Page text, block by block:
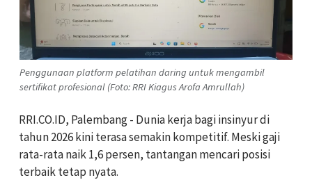
Penggunaan platform pelatihan daring untuk mengambil
sertifikat profesional (Foto: RRI Kiagus Arofa Amrullah)
RRI.CO.ID, Palembang - Dunia kerja bagi insinyur di
tahun 2026 kini terasa semakin kompetitif. Meski gaji
rata-rata naik 1,6 persen, tantangan mencari posisi
terbaik tetap nyata.